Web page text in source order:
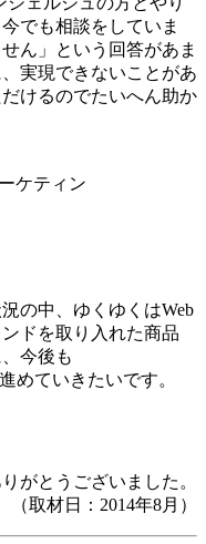
でも相談をしていま
ん」という回答があま
実現できないことがあ
けるのでたいへん助か
ケティン
の中、ゆくゆくはWeb
ドを取り入れた商品
今後も
めていきたいです。
がとうございました。
（取材日：2014年8月）